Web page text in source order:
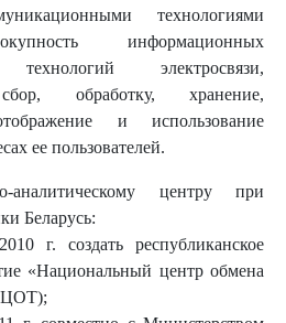
технологиями
информационных
электросвязи,
обработку, хранение,
и использование
ее пользователей.
аналитическому центру при
Беларусь:
г. создать республиканское
«Национальный центр обмена